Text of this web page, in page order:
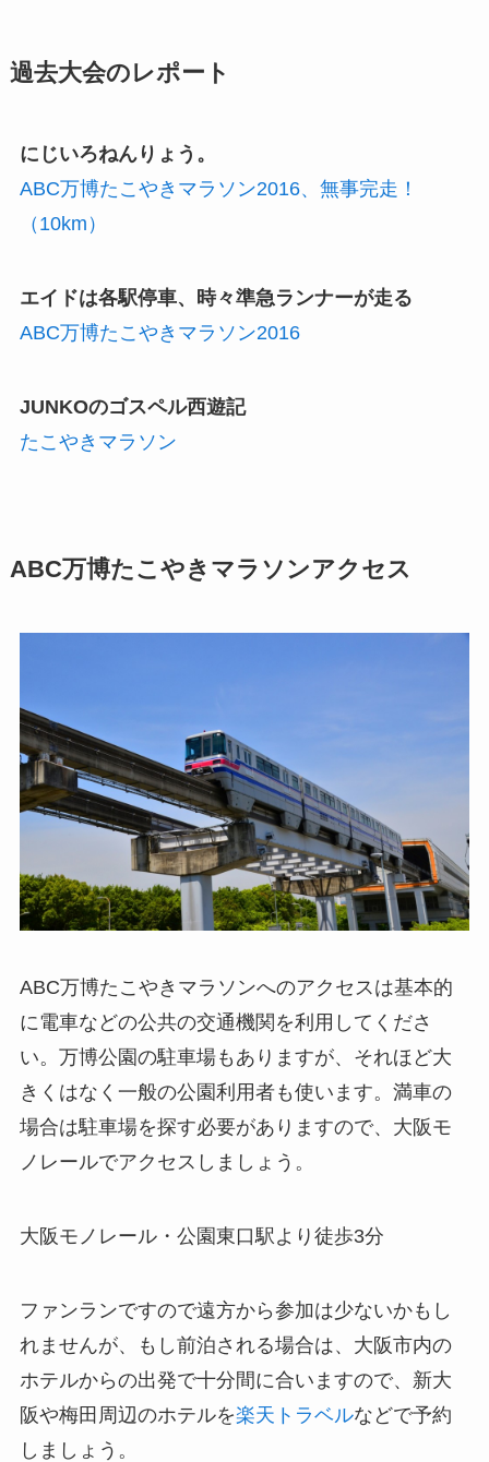
過去大会のレポート
にじいろねんりょう。
ABC万博たこやきマラソン2016、無事完走！
（10km）
エイドは各駅停車、時々準急ランナーが走る
ABC万博たこやきマラソン2016
JUNKOのゴスペル西遊記
たこやきマラソン
ABC万博たこやきマラソンアクセス
ABC万博たこやきマラソンへのアクセスは基本的
に電車などの公共の交通機関を利用してくださ
い。万博公園の駐車場もありますが、それほど大
きくはなく一般の公園利用者も使います。満車の
場合は駐車場を探す必要がありますので、大阪モ
ノレールでアクセスしましょう。
大阪モノレール・公園東口駅より徒歩3分
ファンランですので遠方から参加は少ないかもし
れませんが、もし前泊される場合は、大阪市内の
ホテルからの出発で十分間に合いますので、新大
阪や梅田周辺のホテルを楽天トラベルなどで予約
しましょう。